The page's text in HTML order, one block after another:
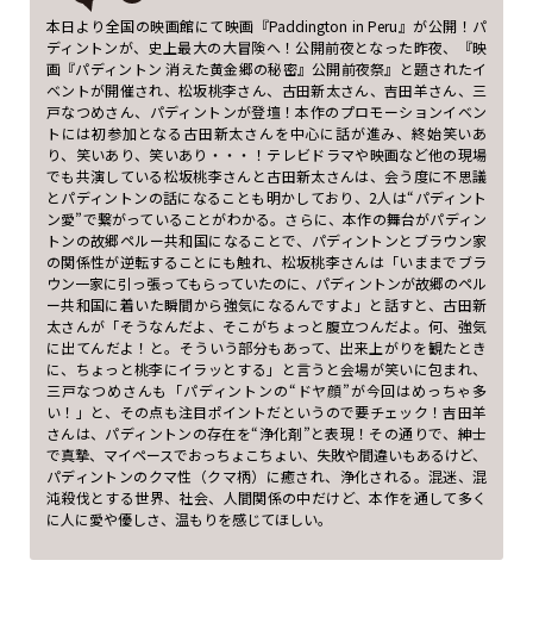
本日より全国の映画館にて映画『Paddington in Peru』が公開！パ
ディントンが、史上最大の大冒険へ！公開前夜となった昨夜、『映
画『パディントン 消えた黄金郷の秘密』公開前夜祭』と題されたイ
ベントが開催され、松坂桃李さん、古田新太さん、吉田羊さん、三
戸なつめさん、パディントンが登壇！本作のプロモーションイベン
トには初参加となる古田新太さんを中心に話が進み、終始笑いあ
り、笑いあり、笑いあり・・・！テレビドラマや映画など他の現場
でも共演している松坂桃李さんと古田新太さんは、会う度に不思議
とパディントンの話になることも明かしており、2人は“パディント
ン愛”で繋がっていることがわかる。さらに、本作の舞台がパディン
トンの故郷ペルー共和国になることで、パディントンとブラウン家
の関係性が逆転することにも触れ、松坂桃李さんは「いままでブラ
ウン一家に引っ張ってもらっていたのに、パディントンが故郷のペル
ー共和国に着いた瞬間から強気になるんですよ」と話すと、古田新
太さんが「そうなんだよ、そこがちょっと腹立つんだよ。何、強気
に出てんだよ！と。そういう部分もあって、出来上がりを観たとき
に、ちょっと桃李にイラッとする」と言うと会場が笑いに包まれ、
三戸なつめさんも「パディントンの“ドヤ顔”が今回はめっちゃ多
い！」と、その点も注目ポイントだというので要チェック！吉田羊
さんは、パディントンの存在を“浄化剤”と表現！その通りで、紳士
で真摯、マイペースでおっちょこちょい、失敗や間違いもあるけど、
パディントンのクマ性（クマ柄）に癒され、浄化される。混迷、混
沌殺伐とする世界、社会、人間関係の中だけど、本作を通して多く
に人に愛や優しさ、温もりを感じてほしい。